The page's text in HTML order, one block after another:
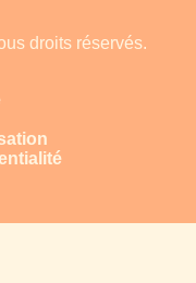
droits réservés.